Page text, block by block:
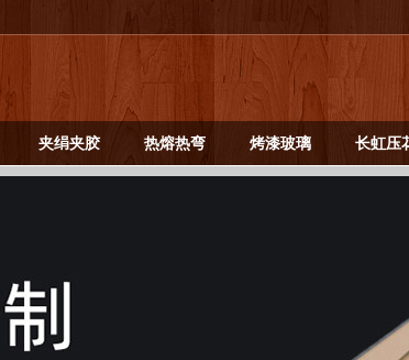
夹绢夹胶 热熔热弯 烤漆玻璃 长虹压